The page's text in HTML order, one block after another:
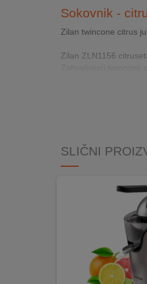
Sokovnik -
Zilan twincone citrus
Zilan ZLN1156
SLIČNI